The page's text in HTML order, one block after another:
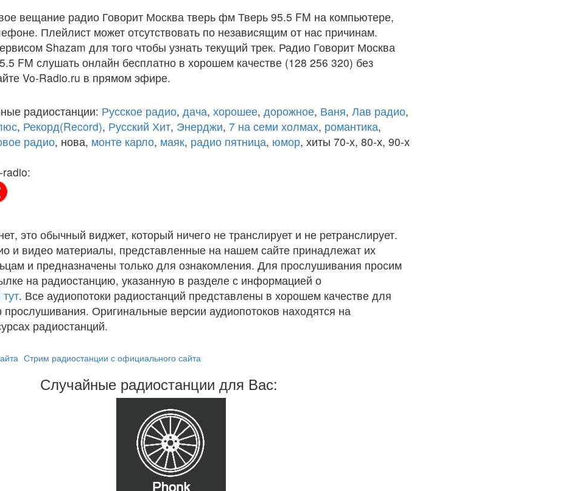
вещание радио Говорит Москва тверь фм Тверь 95.5 FM на компьютере,
Плейлист может отсутствовать по независящим от нас причинам.
Shazam для того чтобы узнать текущий трек. Радио Говорит Москва
FM слушать онлайн бесплатно в хорошем качестве (128 256 320) без
Vo-Radio.ru в прямом эфире.
радиостанции: Русское радио, дача, хорошее, дорожное, Ваня, Лав радио,
, Рекорд(Record), Русский Хит, Энерджи, 7 на семи холмах, романтика,
радио, нова, монте карло, маяк, радио пятница, юмор, хиты 70-х, 80-х, 90-х
это обычный виджет, который ничего не транслирует и не ретранслирует.
и видео материалы, представленные на нашем сайте принадлежат их
и предназначены только для ознакомления. Для прослушивания просим
на радиостанцию, указанную в разделе с информацией о
. Все аудиопотоки радиостанций представлены в хорошем качестве для
прослушивания. Оригинальные версии аудиопотоков находятся на
радиостанций.
Стрим радиостанции с официального сайта
Случайные радиостанции для Вас: